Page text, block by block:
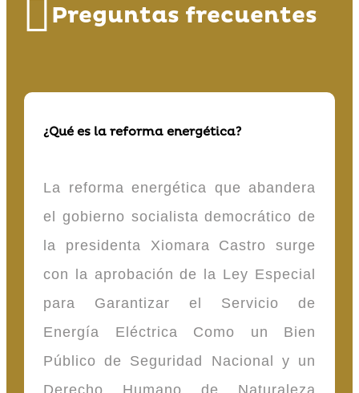
Preguntas frecuentes
¿Qué es la reforma energética?
La reforma energética que abandera
el gobierno socialista democrático de
la presidenta Xiomara Castro surge
con la aprobación de la Ley Especial
para Garantizar el Servicio de
Energía Eléctrica Como un Bien
Público de Seguridad Nacional y un
Derecho Humano de Naturaleza